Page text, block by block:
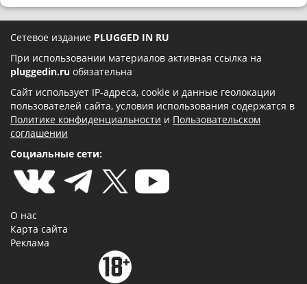
Сетевое издание PLUGGED IN RU
При использовании материалов активная ссылка на
pluggedin.ru обязательна
Сайт использует IP-адреса, cookie и данные геолокации
пользователей сайта, условия использования содержатся в
Политике конфиденциальности и Пользовательском
соглашении
Социальные сети:
О нас
Карта сайта
Реклама